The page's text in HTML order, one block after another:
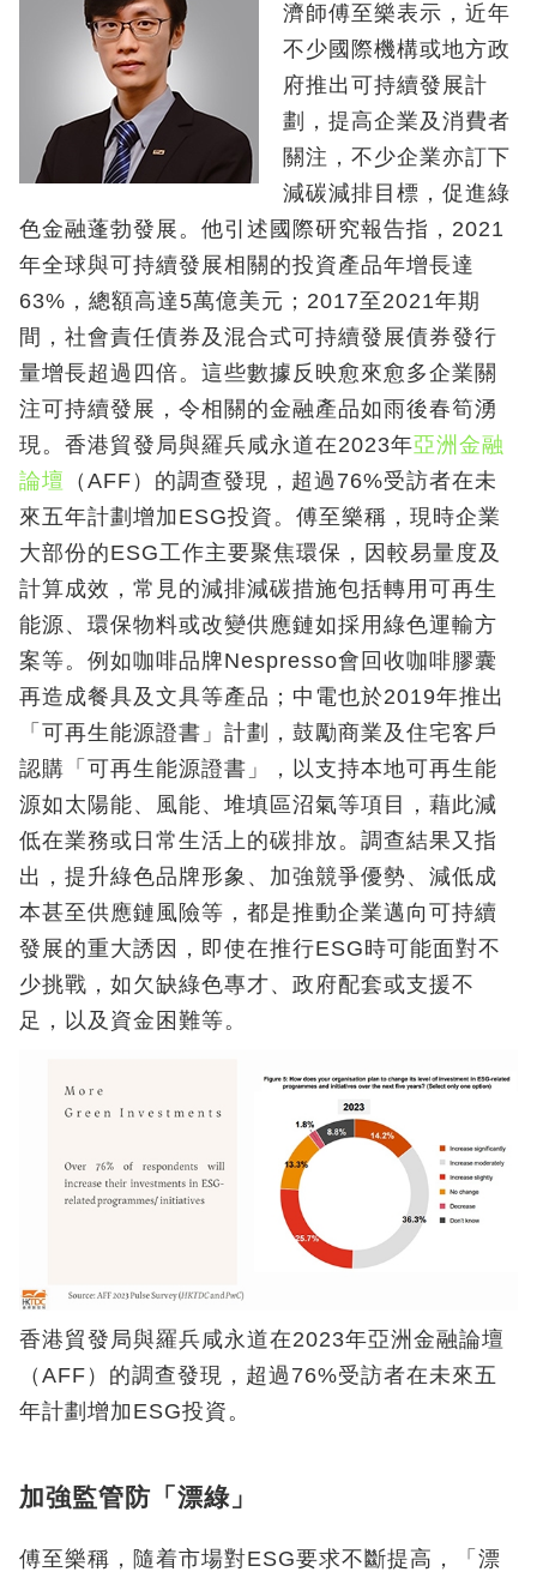
濟師傅至樂表示，近年
不少國際機構或地方政
府推出可持續發展計
劃，提高企業及消費者
關注，不少企業亦訂下
減碳減排目標，促進綠
色金融蓬勃發展。他引述國際研究報告指，2021
年全球與可持續發展相關的投資產品年增長達
63%，總額高達5萬億美元；2017至2021年期
間，社會責任債券及混合式可持續發展債券發行
量增長超過四倍。這些數據反映愈來愈多企業關
注可持續發展，令相關的金融產品如雨後春筍湧
現。香港貿發局與羅兵咸永道在2023年亞洲金融
論壇 （AFF）的調查發現，超過76%受訪者在未
來五年計劃增加ESG投資。傅至樂稱，現時企業
大部份的ESG工作主要聚焦環保，因較易量度及
計算成效，常見的減排減碳措施包括轉用可再生
能源、環保物料或改變供應鏈如採用綠色運輸方
案等。例如咖啡品牌Nespresso會回收咖啡膠囊
再造成餐具及文具等產品；中電也於2019年推出
「可再生能源證書」計劃，鼓勵商業及住宅客戶
認購「可再生能源證書」，以支持本地可再生能
源如太陽能、風能、堆填區沼氣等項目，藉此減
低在業務或日常生活上的碳排放。調查結果又指
出，提升綠色品牌形象、加強競爭優勢、減低成
本甚至供應鏈風險等，都是推動企業邁向可持續
發展的重大誘因，即使在推行ESG時可能面對不
少挑戰，如欠缺綠色專才、政府配套或支援不
足，以及資金困難等。
香港貿發局與羅兵咸永道在2023年亞洲金融論壇
（AFF）的調查發現，超過76%受訪者在未來五
年計劃增加ESG投資。
加強監管防「漂綠」
傅至樂稱，隨着市場對ESG要求不斷提高，「漂